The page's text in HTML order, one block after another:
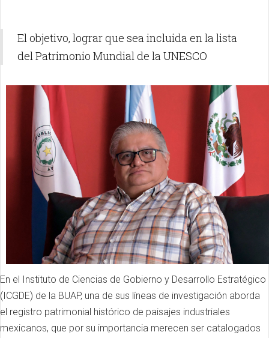
El objetivo, lograr que sea incluida en la lista
del Patrimonio Mundial de la UNESCO
En el Instituto de Ciencias de Gobierno y Desarrollo Estratégico
(ICGDE) de la BUAP, una de sus líneas de investigación aborda
el registro patrimonial histórico de paisajes industriales
mexicanos, que por su importancia merecen ser catalogados